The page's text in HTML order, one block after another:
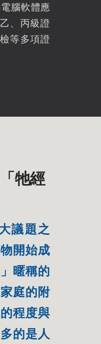
腦軟體應
、丙級證
等多項證
牠經
議題之
開始成
暱稱的
庭的附
程度與
的是人